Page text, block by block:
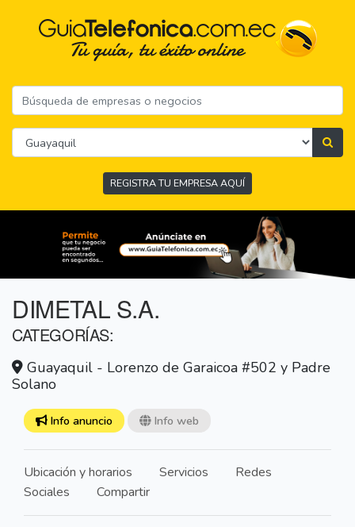
REGISTRA TU EMPRESA AQUÍ
DIMETAL S.A.
CATEGORÍAS:
Guayaquil - Lorenzo de Garaicoa #502 y Padre
Solano
Info anuncio Info web
Ubicación y horarios Servicios
Redes
Sociales
Compartir